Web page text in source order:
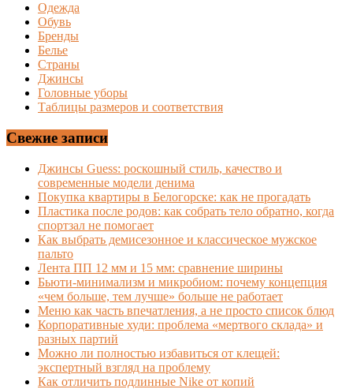
Одежда
Обувь
Бренды
Белье
Страны
Джинсы
Головные уборы
Таблицы размеров и соответствия
Свежие записи
Джинсы Guess: роскошный стиль, качество и
современные модели денима
Покупка квартиры в Белогорске: как не прогадать
Пластика после родов: как собрать тело обратно, когда
спортзал не помогает
Как выбрать демисезонное и классическое мужское
пальто
Лента ПП 12 мм и 15 мм: сравнение ширины
Бьюти-минимализм и микробиом: почему концепция
«чем больше, тем лучше» больше не работает
Меню как часть впечатления, а не просто список блюд
Корпоративные худи: проблема «мертвого склада» и
разных партий
Можно ли полностью избавиться от клещей:
экспертный взгляд на проблему
Как отличить подлинные Nike от копий